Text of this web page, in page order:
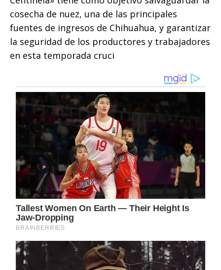
cosecha de nuez, una de las principales
fuentes de ingresos de Chihuahua, y garantizar
la seguridad de los productores y trabajadores
en esta temporada cruci